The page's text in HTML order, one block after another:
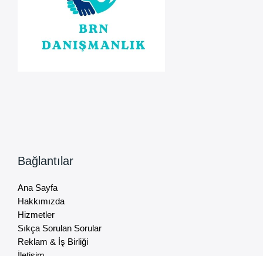
Bağlantılar
Ana Sayfa
Hakkımızda
Hizmetler
Sıkça Sorulan Sorular
Reklam & İş Birliği